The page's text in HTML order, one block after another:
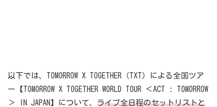
以下では、TOMORROW X TOGETHER（TXT）による全国ツア
ー【TOMORROW X TOGETHER WORLD TOUR ＜ACT : TOMORROW
＞ IN JAPAN】について、 ライブ全日程のセットリストと